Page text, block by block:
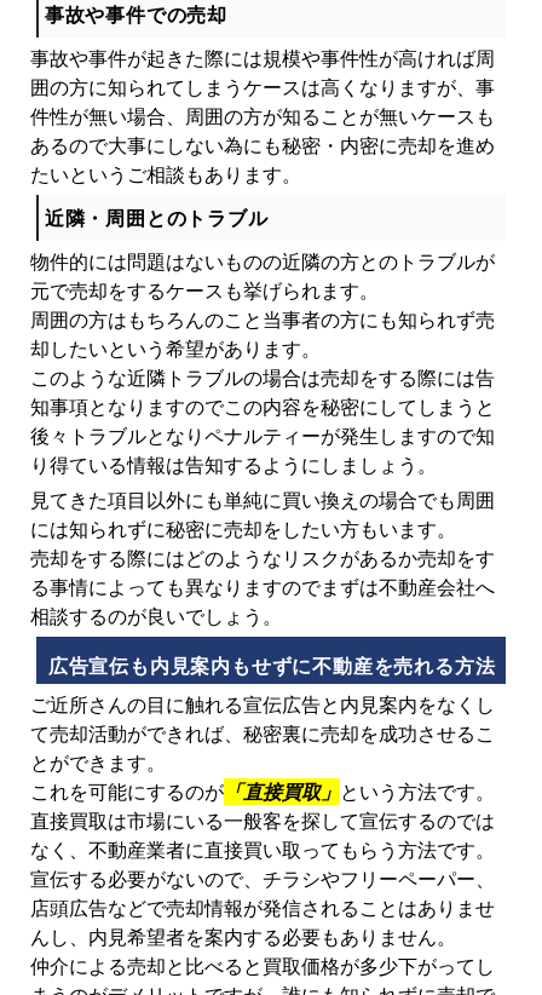
事故や事件での売却
事故や事件が起きた際には規模や事件性が高ければ周
囲の方に知られてしまうケースは高くなりますが、事
件性が無い場合、周囲の方が知ることが無いケースも
あるので大事にしない為にも秘密・内密に売却を進め
たいというご相談もあります。
近隣・周囲とのトラブル
物件的には問題はないものの近隣の方とのトラブルが
元で売却をするケースも挙げられます。
周囲の方はもちろんのこと当事者の方にも知られず売
却したいという希望があります。
このような近隣トラブルの場合は売却をする際には告
知事項となりますのでこの内容を秘密にしてしまうと
後々トラブルとなりペナルティーが発生しますので知
り得ている情報は告知するようにしましょう。
見てきた項目以外にも単純に買い換えの場合でも周囲
には知られずに秘密に売却をしたい方もいます。
売却をする際にはどのようなリスクがあるか売却をす
る事情によっても異なりますのでまずは不動産会社へ
相談するのが良いでしょう。
広告宣伝も内見案内もせずに不動産を売れる方法
ご近所さんの目に触れる宣伝広告と内見案内をなくし
て売却活動ができれば、秘密裏に売却を成功させるこ
とができます。
これを可能にするのが「直接買取」 という方法です。
直接買取は市場にいる一般客を探して宣伝するのでは
なく、不動産業者に直接買い取ってもらう方法です。
宣伝する必要がないので、チラシやフリーペーパー、
店頭広告などで売却情報が発信されることはありませ
んし、内見希望者を案内する必要もありません。
仲介による売却と比べると買取価格が多少下がってし